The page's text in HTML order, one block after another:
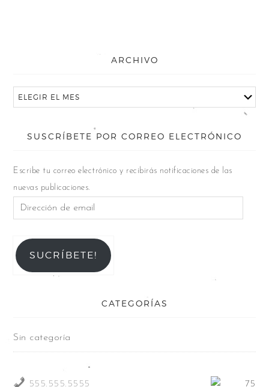
ARCHIVO
SUSCRÍBETE POR CORREO ELECTRÓNICO
Escribe tu correo electrónico y recibirás notificaciones de las
nuevas publicaciones.
SUCRÍBETE!
CATEGORÍAS
Sin categoría
555.555.5555